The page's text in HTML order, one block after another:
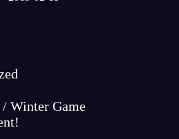
Winter Game